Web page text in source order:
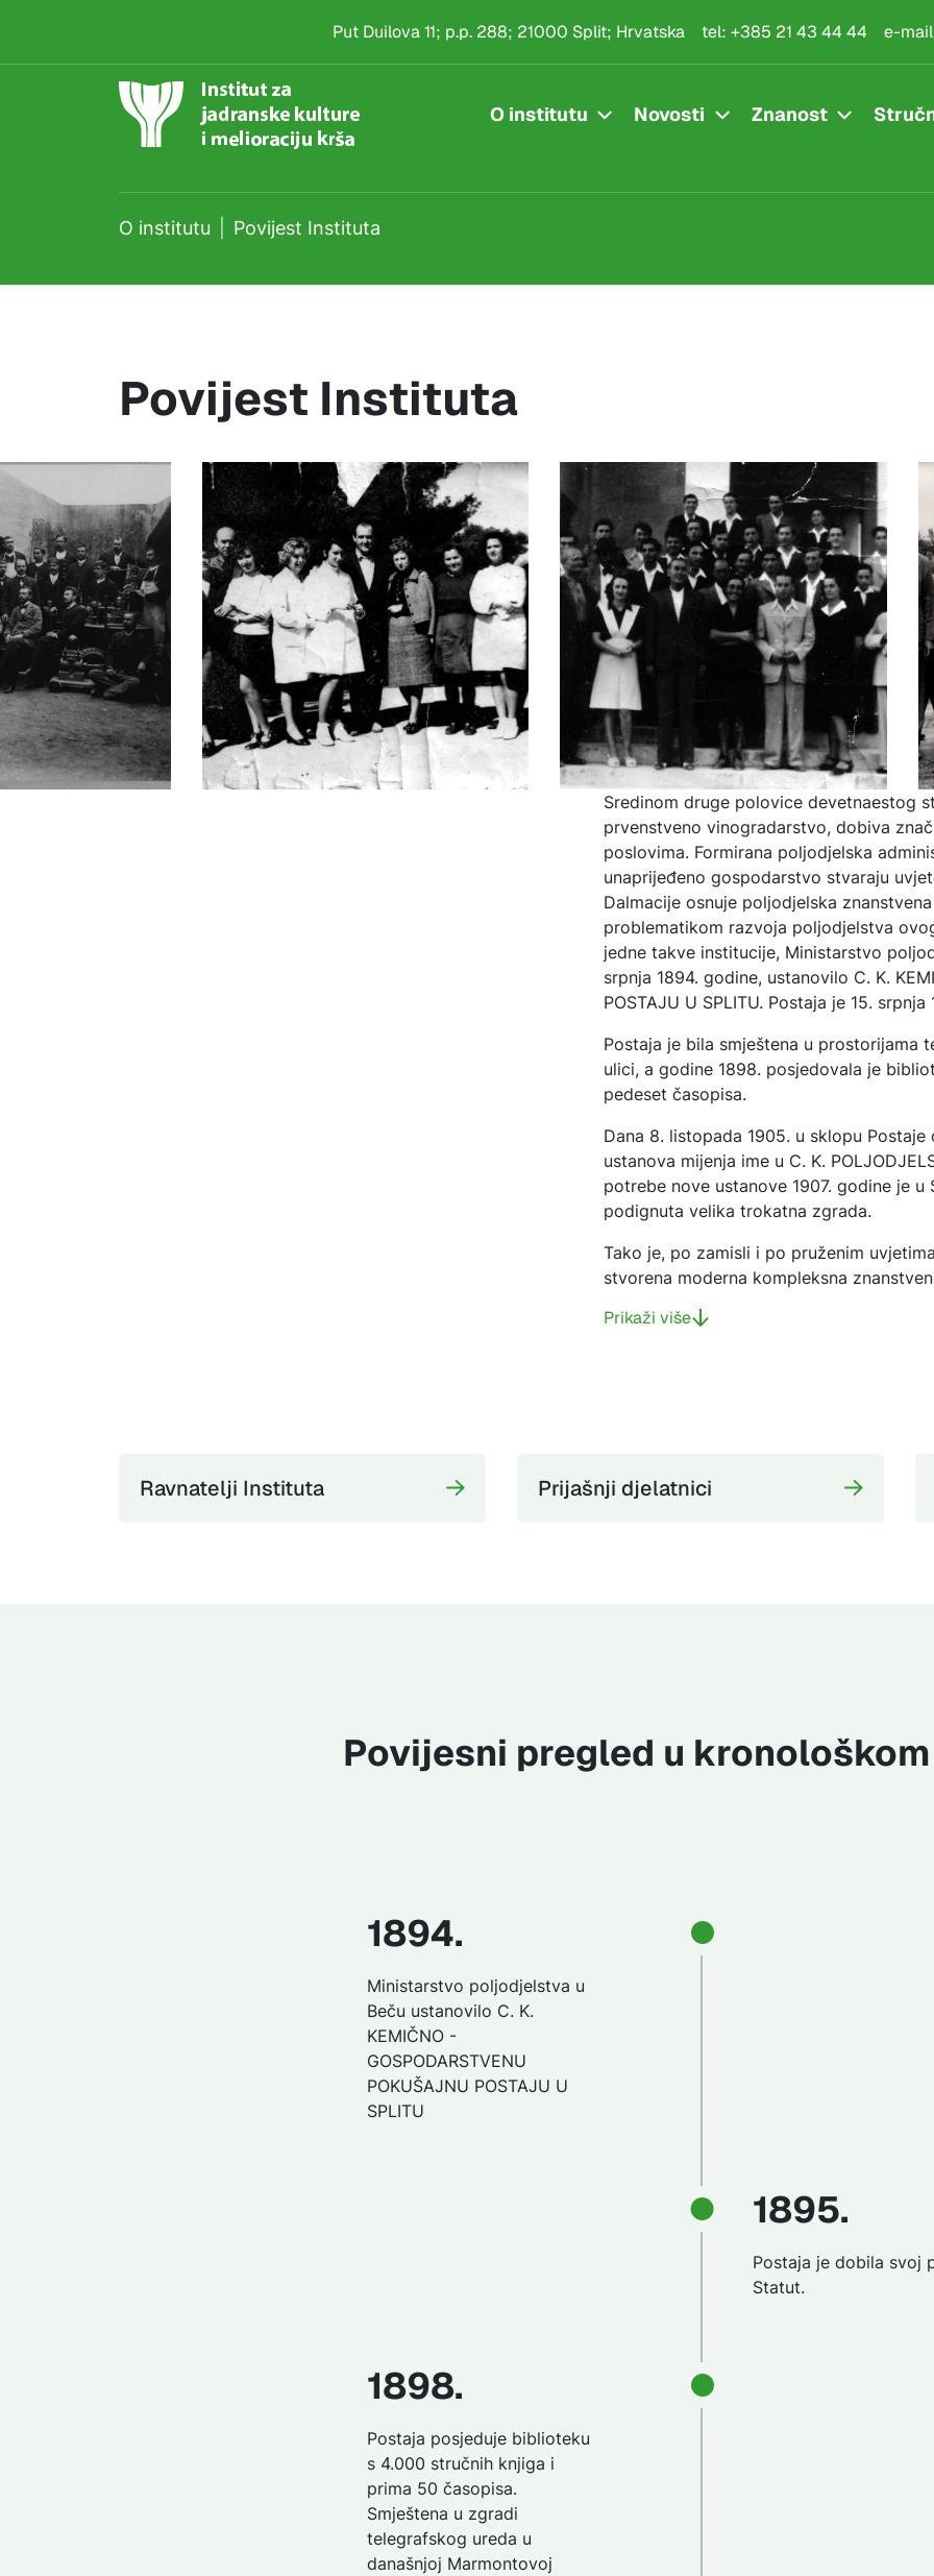
Povijest InstitutaPut Duilova 11; p.p. 288; 21000 Split; Hrvatska tel: +385 21 43 44 44 e-
O institutu Novosti Znanost
O institutu Povijest Instituta
Povijest Instituta
Sredinom druge polovice devetnaestog
prvenstveno vinogradarstvo, dobiva
poslovima. Formirana poljodjelska
unaprijeđeno gospodarstvo stvaraju
Dalmacije osnuje poljodjelska
problematikom razvoja poljodjelstva
jedne takve institucije, Ministarstvo
srpnja 1894. godine, ustanovilo C. K.
POSTAJU U SPLITU. Postaja je 15.
Postaja je bila smještena u prostorijama
ulici, a godine 1898. posjedovala je
pedeset časopisa.
Dana 8. listopada 1905. u sklopu
ustanova mijenja ime u C. K.
potrebe nove ustanove 1907. godine je u
podignuta velika trokatna zgrada.
Tako je, po zamisli i po pruženim
stvorena moderna kompleksna
Prikaži više
Ravnatelji Instituta Prijašnji djelatnici
Povijesni pregled u
1894.
Ministarstvo poljodjelstva u
Beču ustanovilo C. K.
KEMIČNO -
GOSPODARSTVENU
POKUŠAJNU POSTAJU U
SPLITU
1895.
Postaja je dobila svoj
Statut.
1898.
Postaja posjeduje biblioteku
s 4.000 stručnih knjiga i
prima 50 časopisa.
Smještena u zgradi
telegrafskog ureda u
današnjoj Marmontovoj